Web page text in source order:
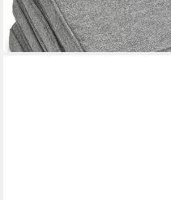
lieferbar - in 4-5 Werktagen bei dir
+1